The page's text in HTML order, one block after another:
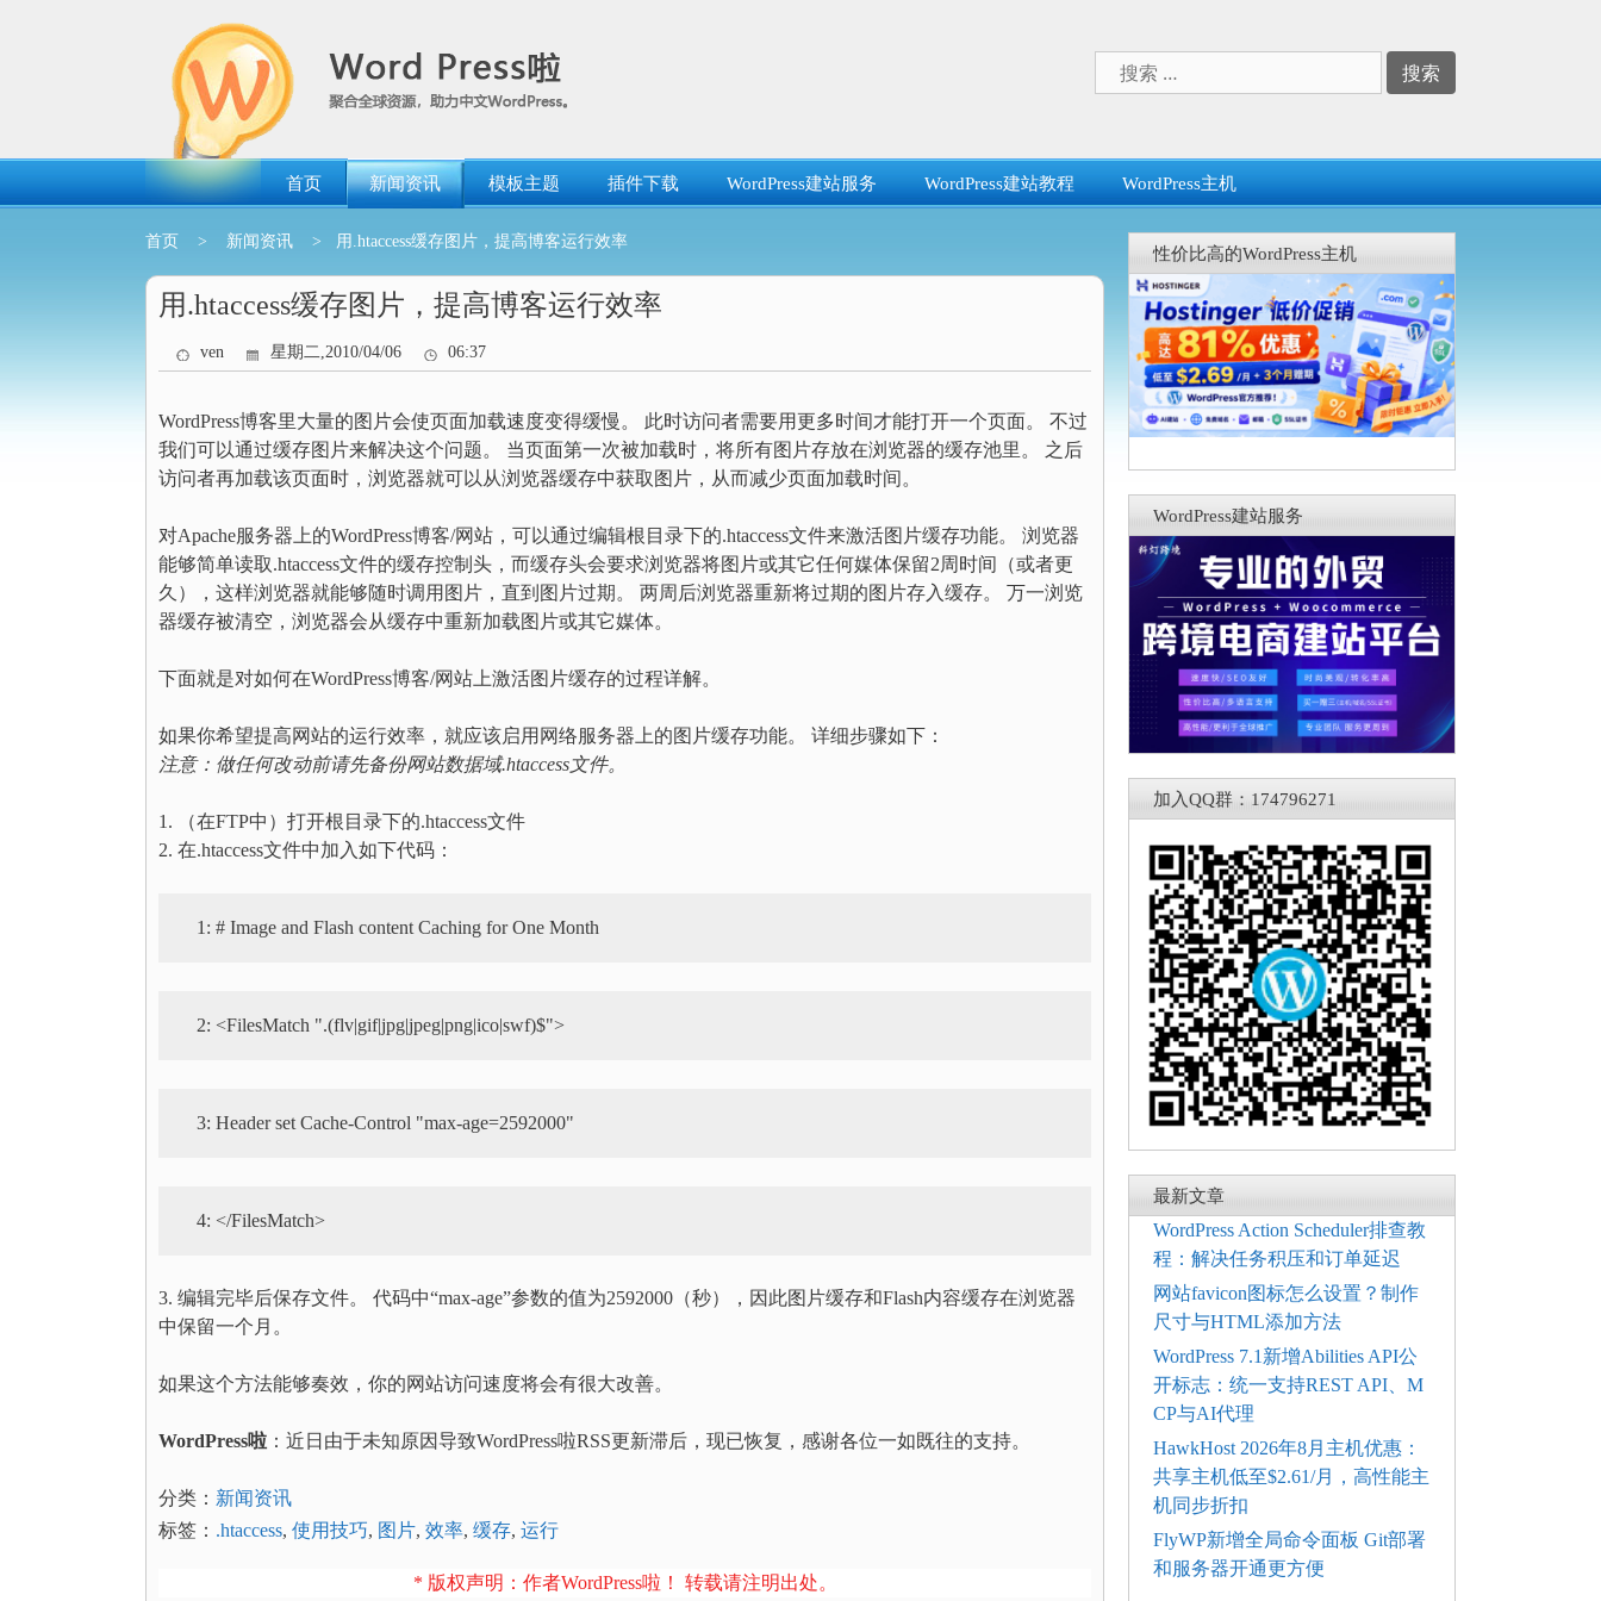
索：
首页 新闻资讯 模板主题 插件下载 WordPress建站服务 WordPress建站教程 WordPress主机
首页 > 新闻资讯 > 用.htaccess缓存图片，提高博客运行效率
用.htaccess缓存图片，提高博客运行效率
ven 星期二,2010/04/06 06:37
WordPress博客里大量的图片会使页面加载速度变得缓慢。 此时访问者需要用更多时间才能打开一个页面。 不过
我们可以通过缓存图片来解决这个问题。 当页面第一次被加载时，将所有图片存放在浏览器的缓存池里。 之后
访问者再加载该页面时，浏览器就可以从浏览器缓存中获取图片，从而减少页面加载时间。
对Apache服务器上的WordPress博客/网站，可以通过编辑根目录下的.htaccess文件来激活图片缓存功能。 浏览器
能够简单读取.htaccess文件的缓存控制头，而缓存头会要求浏览器将图片或其它任何媒体保留2周时间（或者更
久），这样浏览器就能够随时调用图片，直到图片过期。 两周后浏览器重新将过期的图片存入缓存。 万一浏览
器缓存被清空，浏览器会从缓存中重新加载图片或其它媒体。
下面就是对如何在WordPress博客/网站上激活图片缓存的过程详解。
如果你希望提高网站的运行效率，就应该启用网络服务器上的图片缓存功能。 详细步骤如下：
注意： 做任何改动前请先备份网站数据域.htaccess文件。
1. （在FTP中）打开根目录下的.htaccess文件
2. 在.htaccess文件中加入如下代码：
   1:
   2:
   3:
   4:
3. 编辑完毕后保存文件。 代码中“max-age”参数的值为2592000（秒），因此图片缓存和Flash内容缓存在浏览器
中保留一个月。
如果这个方法能够奏效，你的网站访问速度将会有很大改善。
WordPress啦 ：近日由于未知原因导致WordPress啦RSS更新滞后，现已恢复，感谢各位一如既往的支持。
分类： 新闻资讯
标签： .htaccess, 使用技巧, 图片, 效率, 缓存, 运行
* 版权声明：作者WordPress啦！ 转载请注明出处。
性价比高的WordPress主机
WordPress建站服务
加入QQ群：174796271
最新文章
WordPress Action Scheduler排查教
程：解决任务积压和订单延迟
网站favicon图标怎么设置？制作
尺寸与HTML添加方法
WordPress 7.1新增Abilities API公
开标志：统一支持REST API、M
CP与AI代理
HawkHost 2026年8月主机优惠：
共享主机低至$2.61/月，高性能主
机同步折扣
FlyWP新增全局命令面板 Git部署
和服务器开通更方便